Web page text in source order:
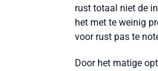
rust totaal niet de
het met te weinig
voor rust pas te
Door het matige